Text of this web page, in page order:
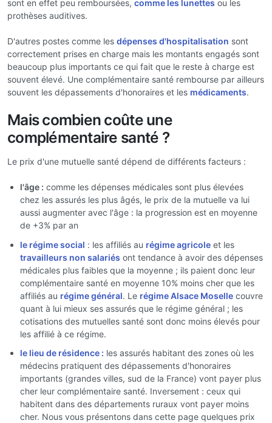
sont en effet peu remboursées, comme les lunettes ou les
prothèses auditives.
D'autres postes comme les dépenses d'hospitalisation sont
correctement prises en charge mais les montants engagés sont
beaucoup plus importants ce qui fait que le reste à charge est
souvent élevé. Une complémentaire santé rembourse par ailleurs
souvent les dépassements d'honoraires et les médicaments.
Mais combien coûte une
complémentaire santé ?
Le prix d'une mutuelle santé dépend de différents facteurs :
l'âge : comme les dépenses médicales sont plus élevées
chez les assurés les plus âgés, le prix de la mutuelle va lui
aussi augmenter avec l'âge : la progression est en moyenne
de +3% par an
le régime social : les affiliés au régime agricole et les
travailleurs non salariés ont tendance à avoir des dépenses
médicales plus faibles que la moyenne ; ils paient donc leur
complémentaire santé en moyenne 10% moins cher que les
affiliés au régime général. Le régime Alsace Moselle couvre
quant à lui mieux ses assurés que le régime général ; les
cotisations des mutuelles santé sont donc moins élevés pour
les affilié à ce régime.
le lieu de résidence : les assurés habitant des zones où les
médecins pratiquent des dépassements d'honoraires
importants (grandes villes, sud de la France) vont payer plus
cher leur complémentaire santé. Inversement : ceux qui
habitent dans des départements ruraux vont payer moins
cher. Nous vous présentons dans cette page quelques prix